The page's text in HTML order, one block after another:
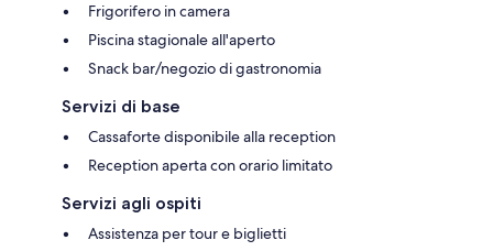
Frigorifero in camera
Piscina stagionale all'aperto
Snack bar/negozio di gastronomia
Servizi di base
Cassaforte disponibile alla reception
Reception aperta con orario limitato
Servizi agli ospiti
Assistenza per tour e biglietti